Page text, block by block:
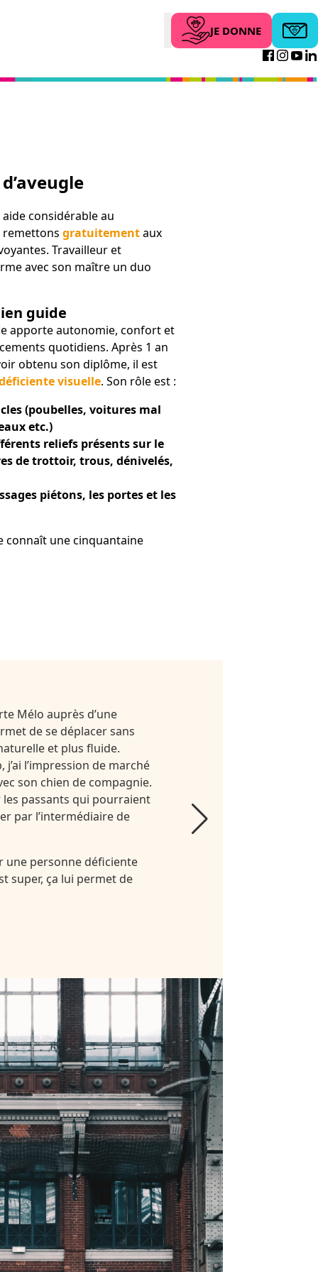
Search JE DONNE
considérable au
remettons gratuitementaux
Travailleur et
avec son maître un duo
guide
apporte autonomie, confort et
quotidiens. Après 1 an
obtenu son diplôme, il est
visuelle. Son rôle est :
(poubelles, voitures mal
etc.)
reliefs présents sur le
de trottoir, trous, dénivelés,
piétons, les portes et les
connaît une cinquantaine
Mélo auprès d’une
de se déplacer sans
et plus fluide.
l’impression de marché
son chien de compagnie.
les passants qui pourraient
par l’intermédiaire de
une personne déficiente
super, ça lui permet de